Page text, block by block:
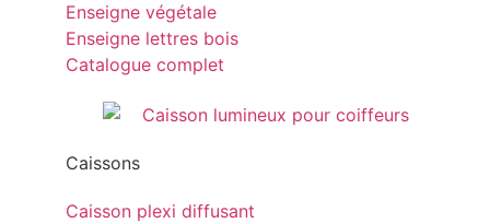
Enseigne végétale
Enseigne lettres bois
Catalogue complet
Caissons
Caisson plexi diffusant